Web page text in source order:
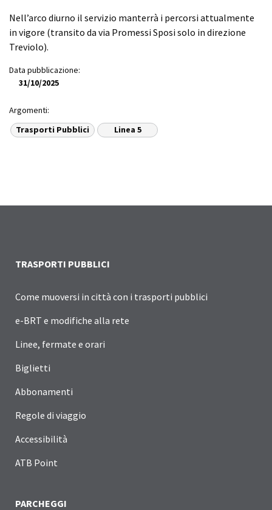
Nell’arco diurno il servizio manterrà i percorsi attualmente
in vigore (transito da via Promessi Sposi solo in direzione
Treviolo).
Data pubblicazione:
31/10/2025
Argomenti:
Trasporti Pubblici
Linea 5
TRASPORTI PUBBLICI
Come muoversi in città con i trasporti pubblici
e-BRT e modifiche alla rete
Linee, fermate e orari
Biglietti
Abbonamenti
Regole di viaggio
Accessibilità
ATB Point
PARCHEGGI